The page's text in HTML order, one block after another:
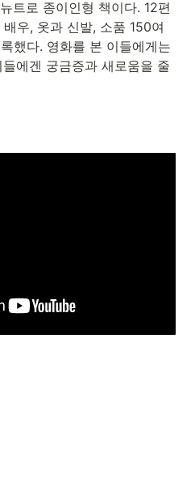
트로 종이인형 책이다. 12편
우, 옷과 신발, 소품 150여
했다. 영화를 본 이들에게는
에겐 궁금증과 새로움을 줄